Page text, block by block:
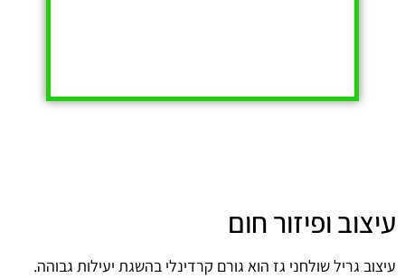
עיצוב ופיזור חום
עיצוב גריל שולחני גז הוא גורם קרדינלי בהשגת יעילות גבוהה.